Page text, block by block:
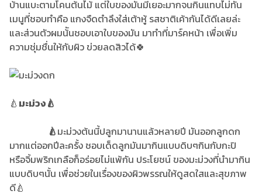
บ้านแบะตามโคนต้นไม้ แต่ใบของมันมีเยอะมากจนกินแทบไม่ทัน
เมนูที่ชอบทำคือ แกงจืดตำลึงใส่เต้าหู้ รสชาติเค้ากันได้ดีเลยล่ะ
และส่วนตัวผมน้ันชอบเอาใบของมัน มาทำที่มาร์คหน้า เพื่อเพิ่ม
ความชุ่มชื่นให้กับผิว ข่วยลดสิวได้🍀
🍐 มะม่วง🍐
🍐มะม่วงต้นนี้ปลูกมานานแล้วหลายปี มันออกลูกดก
มากแต่ออกปีละครั้ง ชอบเด็ดลูกมันมากินแบบดิบๆกินกับกะปิ
หรือจิ้มพริกเกลือก็อร่อยไม่แพ้กัน ประโยชน์ ของมะม่วงที่นำมากิน
แบบดิบๆนั้น เพื่อช่วยในเรื่องของผิวพรรณให้ดูสดใสและสุขภาพ
ดี🍐